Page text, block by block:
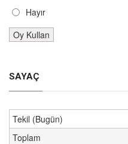
Hayır
SAYAÇ
Tekil (Bugün)
Toplam